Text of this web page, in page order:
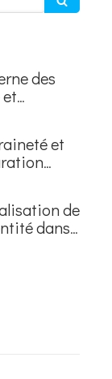
des
et
de
dans